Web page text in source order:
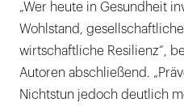
„Wer heute in Gesundheit
Wohlstand,
wirtschaftliche Resilienz“,
Autoren abschließend.
Nichtstun jedoch deutlich